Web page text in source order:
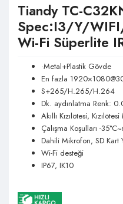
Tiandy TC-
Spec:I3/Y/
Wi-Fi Süperlite
·Metal+Plastik Gövde
En fazla
S+265/H.265/H.264
Dk. aydınlatma Renk:
Akıllı Kızılötesi,
Çalışma Koşulları -
Dahili Mikrofon, SD Kart
Wi-Fi desteği
IP67, IK10